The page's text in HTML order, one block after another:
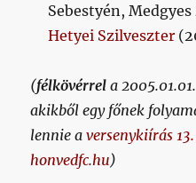
Sebestyén,
Hetyei Szilveszter
(félkövérrel a
akikből egy főnek
lennie aversenykiírás
honvedfc.hu)